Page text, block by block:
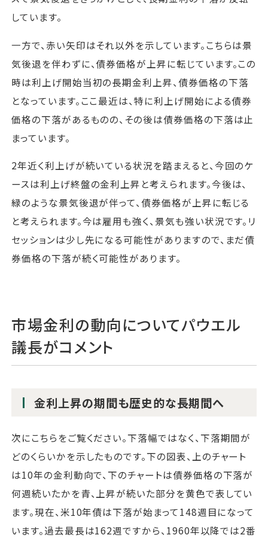
しています。
一方で、赤い矢印はそれ以外を示しています。こちらは景
気後退を伴わずに、債券価格が上昇に転じています。この
時は利上げ開始当初の長期金利上昇、債券価格の下落
となっています。ここ最近は、特に利上げ開始による債券
価格の下落があるものの、その後は債券価格の下落は止
まっています。
2年近く利上げが続いている状況を踏まえると、今回のケ
ースは利上げ終盤の金利上昇と考えられます。今後は、
緑のような景気後退が伴って、債券価格が上昇に転じる
と考えられます。今は雇用も強く、景気も強い状況です。リ
セッションは少し先になる可能性がありますので、まだ債
券価格の下落が続く可能性があります。
市場金利の動向についてパウエル
議長がコメント
金利上昇の期間も歴史的な長期間へ
次にこちらをご覧ください。下落幅ではなく、下落期間が
どのくらいかを示したものです。下の図表、上のチャート
は10年の金利動向で、下のチャートは債券価格の下落が
何週続いたかを青、上昇が続いた部分を黄色で表してい
ます。現在、米10年債は下落が始まって148週目になって
います。過去最長は162週ですから、1960年以降では2番